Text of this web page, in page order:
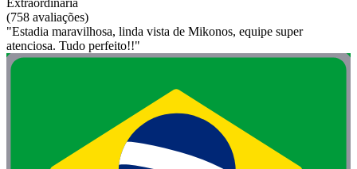
(758 avaliações)
"Estadia maravilhosa, linda vista de Mikonos, equipe super
atenciosa. Tudo perfeito!!"